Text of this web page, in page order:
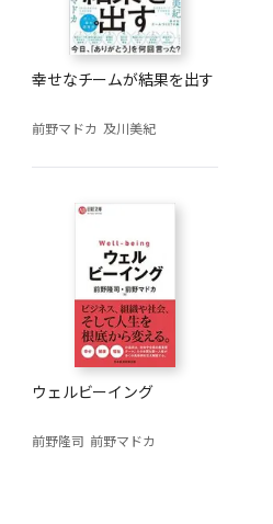
幸せなチームが結果を出す
前野マドカ 及川美紀
ウェルビーイング
前野隆司 前野マドカ